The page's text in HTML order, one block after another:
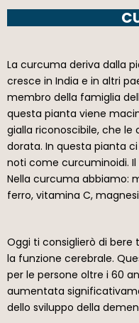
La curcuma deriva dalla
cresce in India e in altri
membro della famiglia
questa pianta viene
gialla riconoscibile, che le
dorata. In questa pianta
noti come curcuminoidi.
Nella curcuma abbiamo:
ferro, vitamina C,
Oggi ti consiglierò di
la funzione cerebrale.
per le persone oltre i 60
aumentata
dello sviluppo della